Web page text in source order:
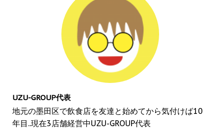
UZU-GROUP代表
地元の墨田区で飲食店を友達と始めてから気付けば10
年目..現在3店舗経営中UZU-GROUP代表